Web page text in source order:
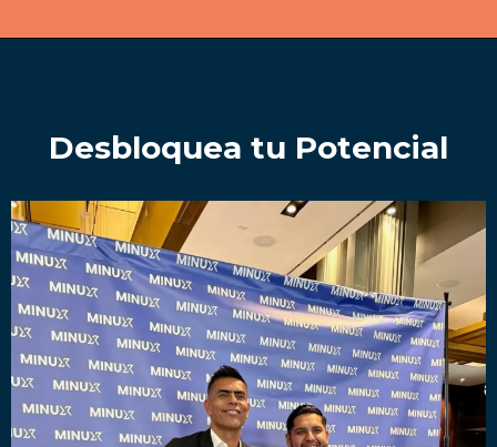
Desbloquea tu Potencial